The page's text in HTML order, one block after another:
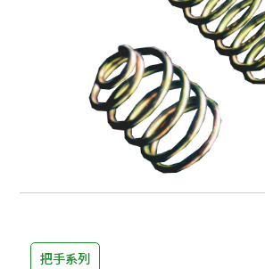
把手系列